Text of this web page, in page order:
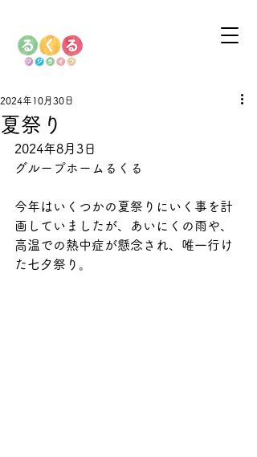
夏祭り
2024年10月30日
2024年8月3日
グループホームるくる
今年はいくつかの夏祭りにいく事を計
画していましたが、あいにくの雨や、
高温での熱中症が懸念され、唯一行け
た七夕祭り。